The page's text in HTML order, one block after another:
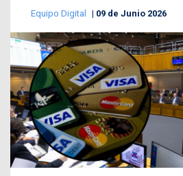
Equipo Digital 09 de Junio 2026